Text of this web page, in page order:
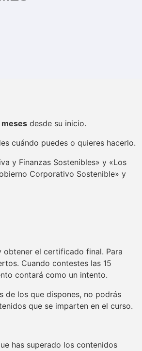
desde su inicio.
cuándo puedes o quieres hacerlo.
y Finanzas Sostenibles» y «Los
Corporativo Sostenible» y
obtener el certificado final. Para
Cuando contestes las 15
contará como un intento.
de los que dispones, no podrás
que se imparten en el curso.
has superado los contenidos